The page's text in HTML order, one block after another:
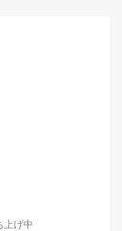
上げ中